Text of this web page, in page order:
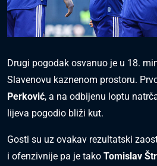
Drugi pogodak osvanuo je u 18.
Slavenovu kaznenom prostoru.
Perković, a na odbijenu loptu
lijeva pogodio bliži kut.
Gosti su uz ovakav rezultatski
i ofenzivnije pa je tako Tomislav